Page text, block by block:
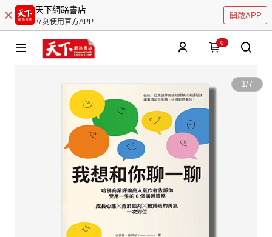
天下網路書店
立刻使用官方APP
開啟APP
0
1/7